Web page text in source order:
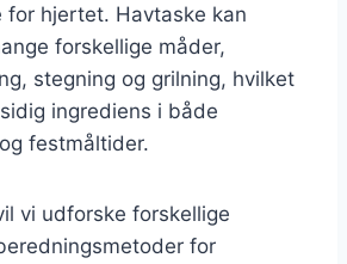
for hjertet. Havtaske kan
forskellige måder,
stegning og grilning, hvilket
ingrediens i både
festmåltider.
vi udforske forskellige
for